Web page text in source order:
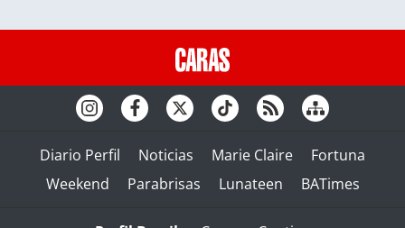
Diario Perfil Noticias Marie Claire
Fortuna
Weekend
Parabrisas Lunateen BATimes